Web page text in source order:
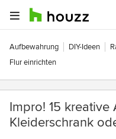
Aufbewahrung DIY-Ideen
Flur einrichten
Impro! 15 kreative
Kleiderschrank